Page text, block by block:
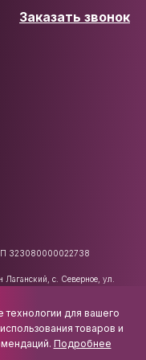
для вашего
товаров и
Подробнее
Заказать звонок
323080000022738
с. Северное, ул.